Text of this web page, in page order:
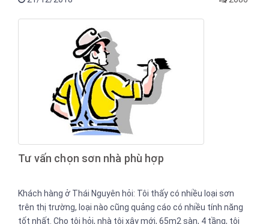
bị ảnh hưởng gì không? Nó có chống thấm được không?
Tư vấn chọn sơn nhà phù hợp
Khách hàng ở Thái Nguyên hỏi: Tôi thấy có nhiều loại sơn
trên thị trường, loại nào cũng quảng cáo có nhiều tính năng
tốt nhất. Cho tôi hỏi, nhà tôi xây mới, 65m2 sàn, 4 tầng, tôi